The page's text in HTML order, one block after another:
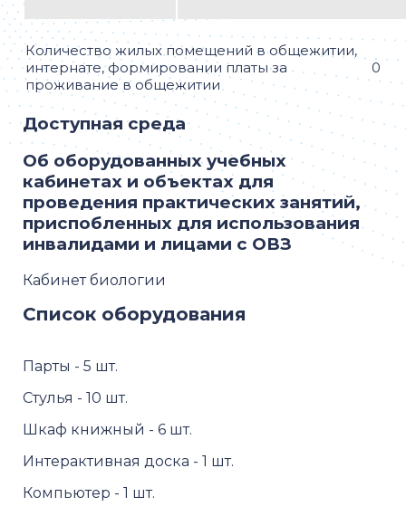
Количество жилых помещений в общежитии,
интернате, формировании платы за
проживание в общежитии
0
Доступная среда
Об оборудованных учебных
кабинетах и объектах для
проведения практических занятий,
приспобленных для использования
инвалидами и лицами с ОВЗ
Кабинет биологии
Список оборудования
Парты - 5 шт.
Стулья - 10 шт.
Шкаф книжный - 6 шт.
Интерактивная доска - 1 шт.
Компьютер - 1 шт.